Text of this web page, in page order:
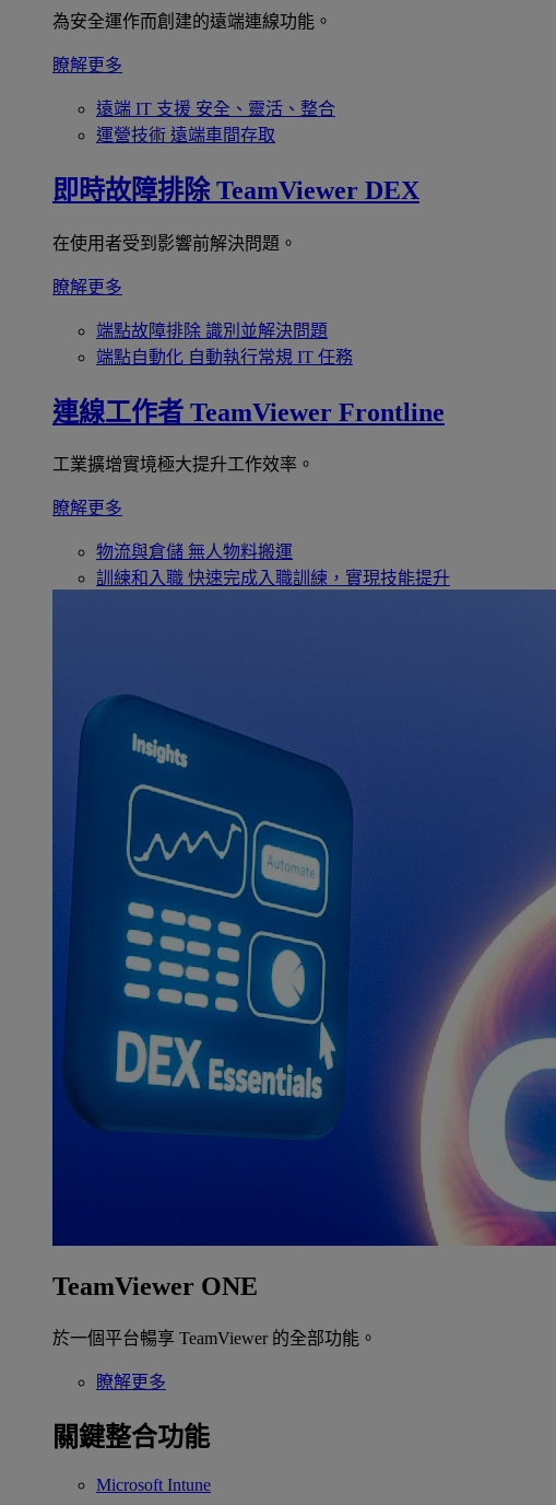
為安全運作而創建的遠端連線功能。
瞭解更多
遠端 IT 支援 安全、靈活、整合
運營技術 遠端車間存取
即時故障排除 TeamViewer DEX
在使用者受到影響前解決問題。
瞭解更多
端點故障排除 識別並解決問題
端點自動化 自動執行常規 IT 任務
連線工作者 TeamViewer Frontline
工業擴增實境極大提升工作效率。
瞭解更多
物流與倉儲 無人物料搬運
訓練和入職 快速完成入職訓練，實現技能提升
TeamViewer ONE
於一個平台暢享 TeamViewer 的全部功能。
瞭解更多
關鍵整合功能
Microsoft Intune